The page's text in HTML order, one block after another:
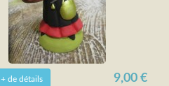
+ de détails 9,00 €